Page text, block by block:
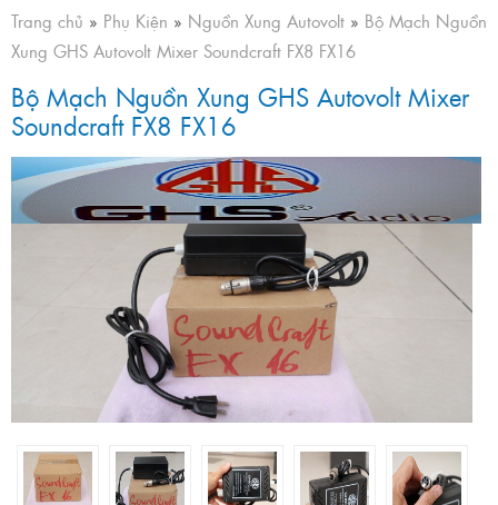
Trang chủ » Phụ Kiện » Nguồn Xung Autovolt » Bộ Mạch Nguồn
Xung GHS Autovolt Mixer Soundcraft FX8 FX16
Bộ Mạch Nguồn Xung GHS Autovolt Mixer
Soundcraft FX8 FX16